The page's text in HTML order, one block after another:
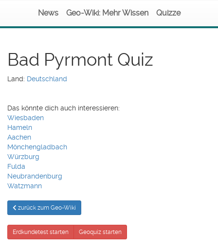
News Geo-Wiki: Mehr Wissen Quizze
Bad Pyrmont Quiz
Land: Deutschland
Das könnte dich auch interessieren:
Wiesbaden
Hameln
Aachen
Mönchengladbach
Würzburg
Fulda
Neubrandenburg
Watzmann
zurück zum Geo-Wiki
Erdkundetest starten Geoquiz starten